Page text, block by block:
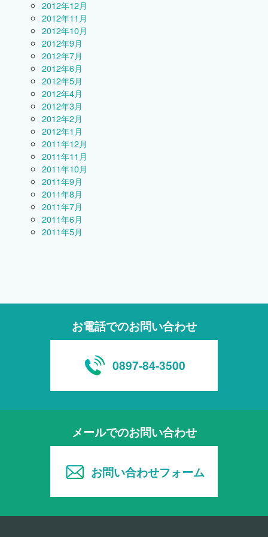
2012年12月
2012年11月
2012年10月
2012年9月
2012年7月
2012年6月
2012年5月
2012年4月
2012年3月
2012年2月
2012年1月
2011年12月
2011年11月
2011年10月
2011年9月
2011年8月
2011年7月
2011年6月
2011年5月
お電話でのお問い合わせ
0897-84-3500
メールでのお問い合わせ
お問い合わせフォーム